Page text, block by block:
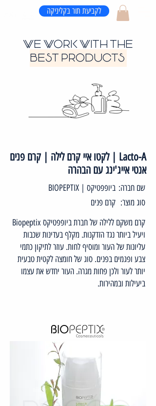
לקביעת תור בקליניקה
WE WORK WITH THE
BEST PRODUCTS
Lacto-A | לקטו איי קרם לילה | קרם פנים
אנטי אייג'ינג עם הבהרה
ביופפטיקס | BIOPEPTIX שם חברה:
קרם פנים סוג מוצר:
קרם משקם ללילה של חברת ביופפטיקס Biopeptix
ויעיל ביותר נגד הזדקנות. מקלף בעדינות שכבות
עליונות של העור ומוסיף לחות. עוזר לתיקון כתמי
צבע ופגמים בפנים. סוג של חומצה לקטית טבעית
יותר לעור ולכן פחות מגרה. העור יחדש את עצמו
ביעילות ובמהירות.